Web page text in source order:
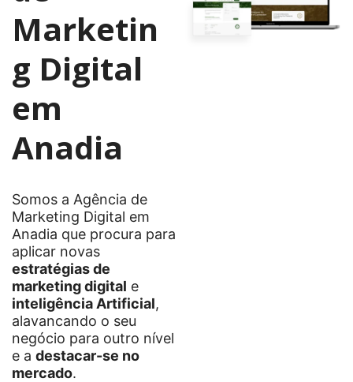
Marketin
g Digital
em
Anadia
Somos a Agência de
Marketing Digital em
Anadia que procura para
aplicar novas
estratégias de
marketing digital e
inteligência Artificial,
alavancando o seu
negócio para outro nível
e a destacar-se no
mercado.